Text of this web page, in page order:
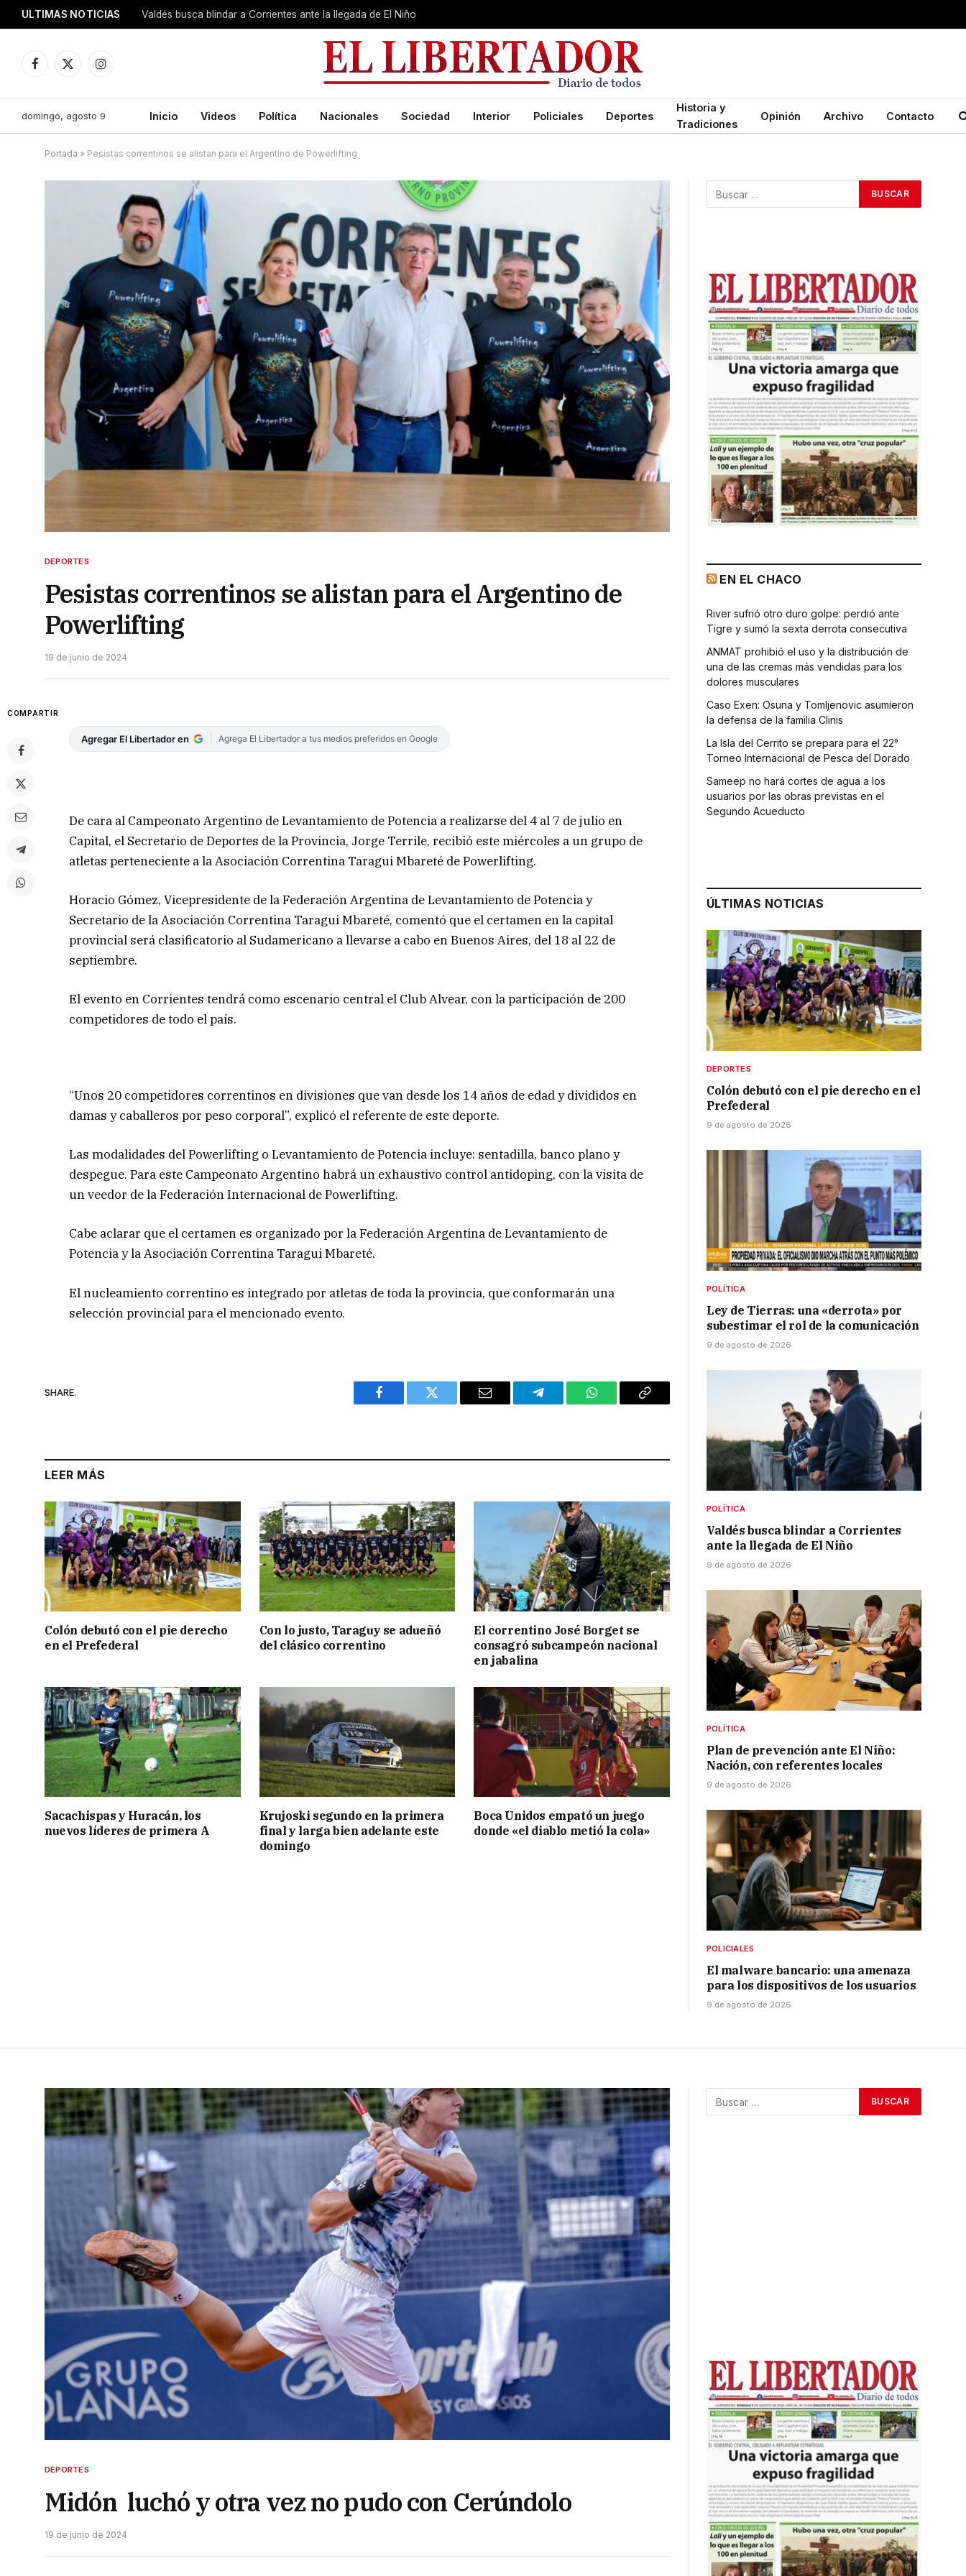
ULTIMAS NOTICIAS Valdés busca blindar a Corrientes ante la llegada de El Niño
Facebook
X
Instagram
domingo, agosto 9 Inicio Videos Política Nacionales Sociedad Interior Policiales Deportes
Historia y
Tradiciones
Opinión Archivo Contacto
Portada » Pesistas correntinos se alistan para el Argentino de Powerlifting
DEPORTES
Pesistas correntinos se alistan para el Argentino de
Powerlifting
19 de junio de 2024
COMPARTIR
Agregar El Libertador en Agrega El Libertador a tus medios preferidos en Google
De cara al Campeonato Argentino de Levantamiento de Potencia a realizarse del 4 al 7 de julio en
Capital, el Secretario de Deportes de la Provincia, Jorge Terrile, recibió este miércoles a un grupo de
atletas perteneciente a la Asociación Correntina Taragui Mbareté de Powerlifting.
Horacio Gómez, Vicepresidente de la Federación Argentina de Levantamiento de Potencia y
Secretario de la Asociación Correntina Taragui Mbareté, comentó que el certamen en la capital
provincial será clasificatorio al Sudamericano a llevarse a cabo en Buenos Aires, del 18 al 22 de
septiembre.
El evento en Corrientes tendrá como escenario central el Club Alvear, con la participación de 200
competidores de todo el país.
“Unos 20 competidores correntinos en divisiones que van desde los 14 años de edad y divididos en
damas y caballeros por peso corporal”, explicó el referente de este deporte.
Las modalidades del Powerlifting o Levantamiento de Potencia incluye: sentadilla, banco plano y
despegue. Para este Campeonato Argentino habrá un exhaustivo control antidoping, con la visita de
un veedor de la Federación Internacional de Powerlifting.
Cabe aclarar que el certamen es organizado por la Federación Argentina de Levantamiento de
Potencia y la Asociación Correntina Taragui Mbareté.
El nucleamiento correntino es integrado por atletas de toda la provincia, que conformarán una
selección provincial para el mencionado evento.
SHARE.
Facebook Twitter Email Telegram WhatsAppCopy
LEER MÁS
Colón debutó con el pie derecho
en el Prefederal
Con lo justo, Taraguy se adueñó
del clásico correntino
El correntino José Borget se
consagró subcampeón nacional
en jabalina
Sacachispas y Huracán, los
nuevos líderes de primera A
Krujoski segundo en la primera
final y larga bien adelante este
domingo
Boca Unidos empató un juego
donde «el diablo metió la cola»
EN EL CHACO
River sufrió otro duro golpe: perdió ante
Tigre y sumó la sexta derrota consecutiva
ANMAT prohibió el uso y la distribución de
una de las cremas más vendidas para los
dolores musculares
Caso Exen: Osuna y Tomljenovic asumieron
la defensa de la familia Clinis
La Isla del Cerrito se prepara para el 22°
Torneo Internacional de Pesca del Dorado
Sameep no hará cortes de agua a los
usuarios por las obras previstas en el
Segundo Acueducto
ÚLTIMAS NOTICIAS
DEPORTES
Colón debutó con el pie derecho en el
Prefederal
9 de agosto de 2026
POLÍTICA
Ley de Tierras: una «derrota» por
subestimar el rol de la comunicación
9 de agosto de 2026
POLÍTICA
Valdés busca blindar a Corrientes
ante la llegada de El Niño
9 de agosto de 2026
POLÍTICA
Plan de prevención ante El Niño:
Nación, con referentes locales
9 de agosto de 2026
POLICIALES
El malware bancario: una amenaza
para los dispositivos de los usuarios
9 de agosto de 2026
DEPORTES
Midón luchó y otra vez no pudo con Cerúndolo
19 de junio de 2024